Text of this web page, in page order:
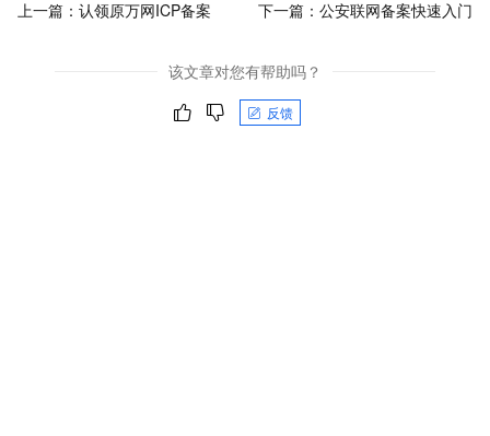
上一篇： 认领原万网ICP备案 下一篇： 公安联网备案快速入门
该文章对您有帮助吗？
反馈